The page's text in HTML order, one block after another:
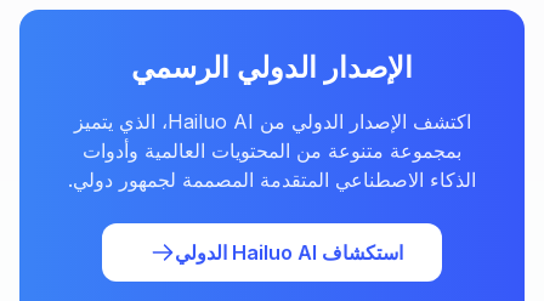
الإصدار الدولي الرسمي
اكتشف الإصدار الدولي من Hailuo AI، الذي يتميز
بمجموعة متنوعة من المحتويات العالمية وأدوات
الذكاء الاصطناعي المتقدمة المصممة لجمهور دولي.
استكشاف Hailuo AI الدولي